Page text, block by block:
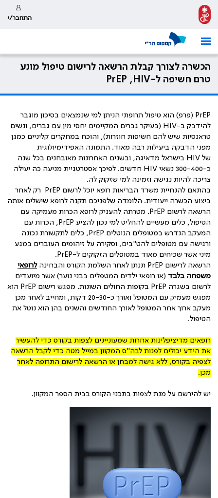
התחבר/י
הכשרה לצורך קבלת הרשאה לרישום טיפול מונע
טרם חשיפה ל-PrEP ,HIV
PrEP (פרפ) הוא טיפול תרופתי הניתן למי שנמצאים בסיכון מוגבר
להידבק ב-HIV (בעיקר גברים המקיימים יחסי מין עם גברים, ונשים
טראנסיות שיש להם חשיפות חוזרות), והוכח במחקרים קליניים כמגן
מפני הדבקה ביעילות רבה מאוד. התמונה האפידימיולוגית
של HIV בישראל מדאיגה, ובשנים האחרונות מאובחנים בכל שנה
כ-300-400 נשאי HIV חדשים. לפיכך אסטרטגיית מניעה כה יעילה
צריכה להיות נגישה וזמינה למי שזקוק לה.
בהתאם להנחיית משרד הבריאות רופא יוכל לרשום PrEP
רק לאחר
ביצוע הכשרה ייעודית. הלומדה שלפניכם תקנה לרופא שישלים אותה
הרשאה לרשום PrEP . מטרתה להעניק לרופא הכרות מעמיקה עם
הטיפול, כלים מעשיים להחליט למי נכון להציע PrEP , הכרות עם
המעקב הנדרש במטופלים הנוטלים PrEP , כלים לתקשורת נכונה
ורגישה עם מטופלים להט"בים, וסקירה על זיהומים העוברים במגע
מיני אשר שכיחים מאוד במטופלים הזקוקים ל-PrEP
.
הרשאה לרישום PrEP תנתן לאחר השלמת הקורס והבחינהלרופאי
משפחה בלבד (או רופאי ילדים המטפלים בבני נוער) אשר מיועדים
לרשום בשגרה PrEP בקופות החולים השונות. מפגש רישום PrEP הוא
מפגש מעמיק עם המטופל ואורך כ-20-30 דקות, ומחייב לאחר מכן
מעקב ארוך אחר המטופל לאורך החודשים והשנים בהן הוא נוטל את
הטיפול.
רופאים מדיציפלינות אחרות שמעוניינים לצפות בקורס כדי להעשיר
את הידע יכולים לפנות לבה"ס המקוון במייל מטה כדי לקבל הרשאה
לצפיה בקורס, ללא גישה למבחן או הרשאה לרישום התרופה לאחר
מכן.
יש להירשם על מנת לצפות בתכני הקורס בבית הספר המקוון.